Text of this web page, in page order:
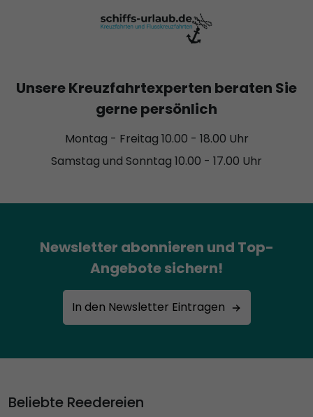
Unsere Kreuzfahrtexperten beraten Sie
gerne persönlich
Montag - Freitag 10.00 - 18.00 Uhr
Samstag und Sonntag 10.00 - 17.00 Uhr
Newsletter abonnieren und Top-
Angebote sichern!
In den Newsletter Eintragen
Beliebte Reedereien